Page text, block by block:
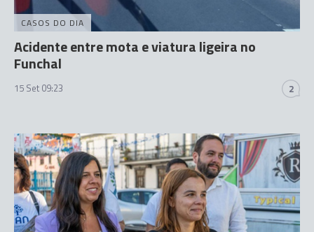
CASOS DO DIA
Acidente entre mota e viatura ligeira no
Funchal
15 Set 09:23 2